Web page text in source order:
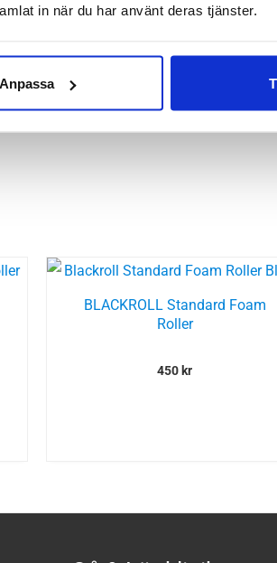
in när du har använt deras tjänster.
Anpassa
BLACKROLL Standard Foam
Roller
450 kr